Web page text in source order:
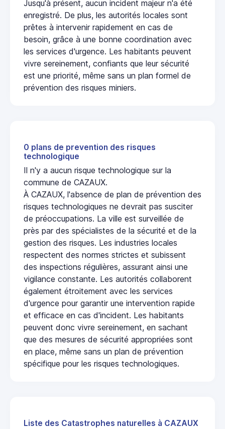
Jusqu'à présent, aucun incident majeur n'a été
enregistré. De plus, les autorités locales sont
prêtes à intervenir rapidement en cas de
besoin, grâce à une bonne coordination avec
les services d'urgence. Les habitants peuvent
vivre sereinement, confiants que leur sécurité
est une priorité, même sans un plan formel de
prévention des risques miniers.
0 plans de prevention des risques
technologique
Il n'y a aucun risque technologique sur la
commune de CAZAUX.
À CAZAUX, l'absence de plan de prévention des
risques technologiques ne devrait pas susciter
de préoccupations. La ville est surveillée de
près par des spécialistes de la sécurité et de la
gestion des risques. Les industries locales
respectent des normes strictes et subissent
des inspections régulières, assurant ainsi une
vigilance constante. Les autorités collaborent
également étroitement avec les services
d'urgence pour garantir une intervention rapide
et efficace en cas d'incident. Les habitants
peuvent donc vivre sereinement, en sachant
que des mesures de sécurité appropriées sont
en place, même sans un plan de prévention
spécifique pour les risques technologiques.
Liste des Catastrophes naturelles à CAZAUX